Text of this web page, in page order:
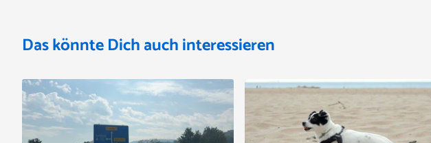
Das könnte Dich auch interessieren